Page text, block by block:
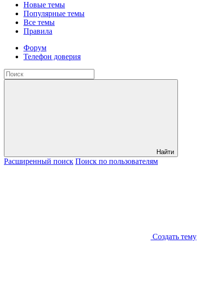
Новые темы
Популярные темы
Все темы
Правила
Форум
Телефон доверия
Найти
Расширенный поиск Поиск по пользователям
Создать тему